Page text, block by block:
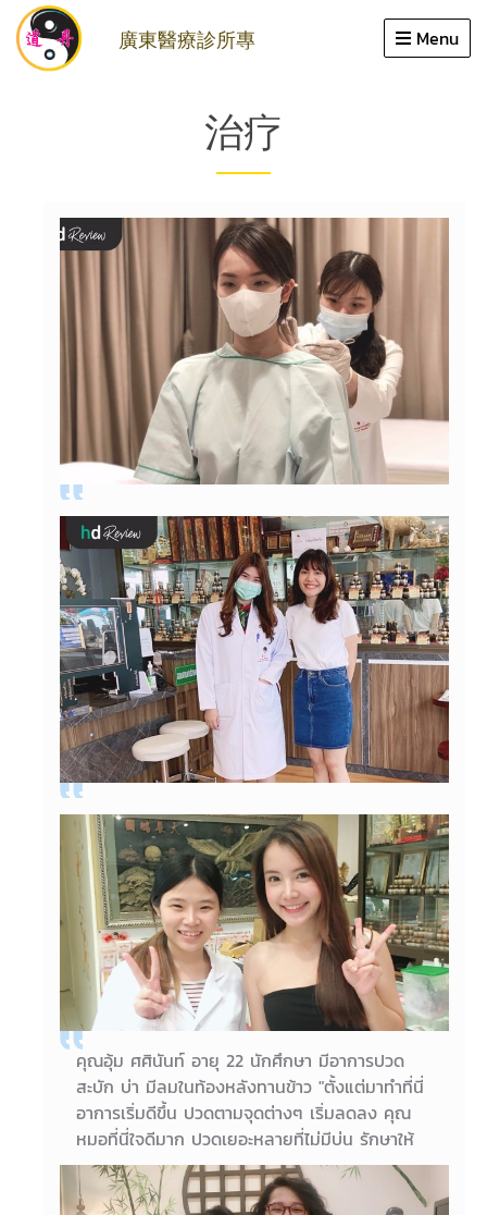
廣東醫療診所專 Menu
服務
醫師
回顧
文章
治疗
หลังจากฝังเข็มแล้วคุณหมอจะคอยเช็คกล้ามเนื้อ
ตลอดว่าเรายังปวดตรงไหนไหม พอคุณหมอดึงเข็ม
ออกรู้สึกเลยว่าหันคอซ้าย ขวา ได้เต็มที่มากขึ้น หลัง
คอที่เคยปวดตึงๆรู้สึกว่าเส้นจะคลาย คอไม่ตึง
เหมือนก่อนฝังเข็มแล้ว ฟินมากกก
31/10/2020
คุณAmporn Kaewatsadorn
เราฝังเข็มกับพี่หมอมุกน้าา พี่หมอใจดีมาก ให้คำ
ปรึกษาเเบบเป็นกันเองมาก คือถามได้ทุกเรื่องเลย
ทั้งที่เกี่ยวกับผิวพรรณแล้วก็สุขภาพ แล้วพี่มุกก็ยัง
อธิบายขั้นตอนต่าง ๆ ในการฝังเข็มอย่างละเอียด
ด้วย แนะนำเลยทุกคนนน
29/10/2020
คุณประภัสสร คำงาม
คุณอุ้ม ศศินันท์ อายุ 22 นักศึกษา มีอาการปวด
สะบัก บ่า มีลมในท้องหลังทานข้าว "ตั้งแต่มาทำที่นี่
อาการเริ่มดีขึ้น ปวดตามจุดต่างๆ เริ่มลดลง คุณ
หมอที่นี่ใจดีมาก ปวดเยอะหลายที่ไม่มีบ่น รักษาให้
ทุกจุดที่คนไข้ปวด คุณหมอมีความใส่ใจ อยากให้
คนไข้หาย ขอบคุณที่นี่และคุณหมอมากค่ะ"